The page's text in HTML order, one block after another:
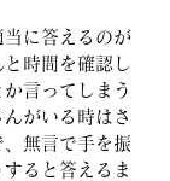
に答えるのが
時間を確認し
言ってしまう
がいる時はさ
無言で手を振
ると答えるま